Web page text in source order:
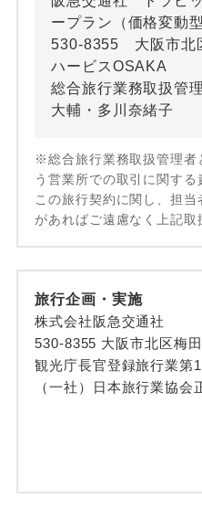
ープラン（価格変動
530-8355 大阪市北
ハービスOSAKA
総合旅行業務取扱管
大輔・多川奈緒子
※総合旅行業務取扱管理者
う営業所での取引に関する
この旅行契約に関し、担
があればご遠慮なく上記取
旅行企画・実施
株式会社阪急交通社
530-8355 大阪市北区梅
観光庁長官登録旅行業第
（一社）日本旅行業協会